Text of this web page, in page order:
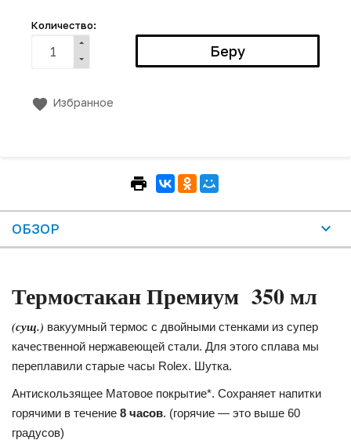
Количество:
Избранное
ОБЗОР
Термостакан Премиум 350 мл
(сущ.) вакуумный термос с двойными стенками из супер
качественной нержавеющей стали. Для этого сплава мы
переплавили старые часы Rolex. Шутка.
Антискользящее Матовое покрытие*. Сохраняет напитки
горячими в течение 8 часов. (горячие — это выше 60
градусов)